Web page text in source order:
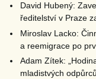
David Hubený:
ředitelství v Praze
Miroslav Lacko:
a reemigrace po
Adam Zítek:
mladistvých